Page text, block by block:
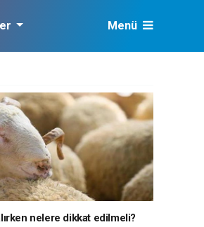
Menü
nelere dikkat edilmeli?